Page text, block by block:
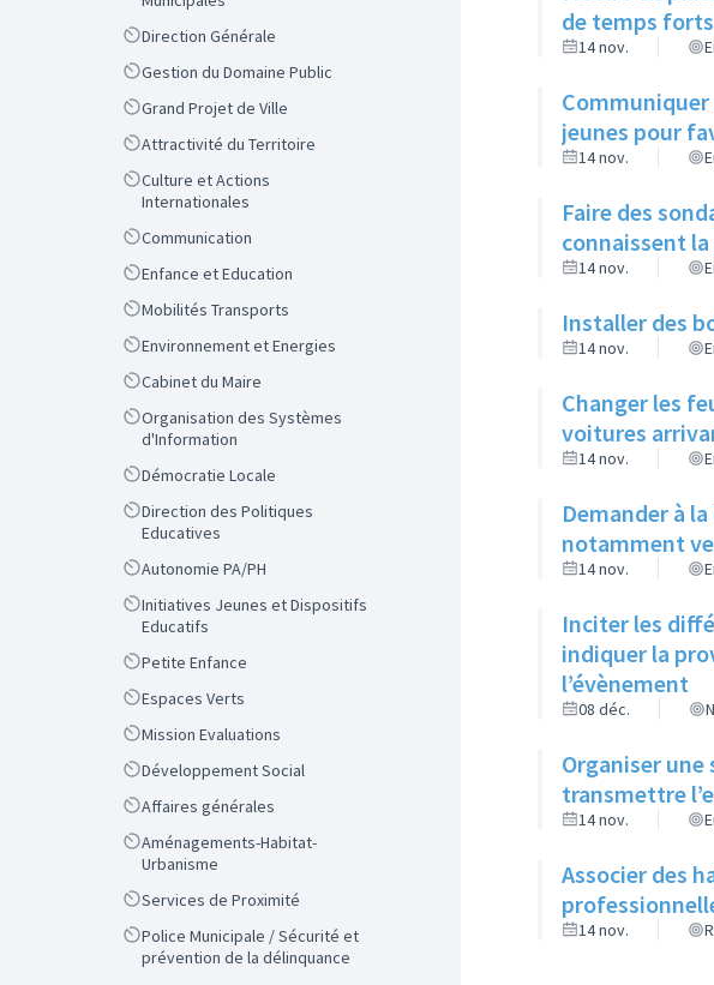
ScopeDirection Générale
ScopeGestion du Domaine Public
ScopeGrand Projet de Ville
ScopeAttractivité du Territoire
Scope
Culture et Actions
Internationales
ScopeCommunication
ScopeEnfance et Education
ScopeMobilités Transports
ScopeEnvironnement et Energies
ScopeCabinet du Maire
Scope
Organisation des Systèmes
d'Information
ScopeDémocratie Locale
Scope
Direction des Politiques
Educatives
ScopeAutonomie PA/PH
Scope
Initiatives Jeunes et Dispositifs
Educatifs
ScopePetite Enfance
ScopeEspaces Verts
ScopeMission Evaluations
ScopeDéveloppement Social
ScopeAffaires générales
Scope
Aménagements-Habitat-
Urbanisme
ScopeServices de Proximité
Scope
Police Municipale / Sécurité et
prévention de la délinquance
de temps
14 nov.
jeunes pour
14 nov.
Faire des
connaissent
14 nov.
Installer des
14 nov.
Changer les
voitures
14 nov.
Demander à
notamment
14 nov.
Inciter les
indiquer la
l’évènement
08 déc.
Organiser
transmettre
14 nov.
Associer des
14 nov.